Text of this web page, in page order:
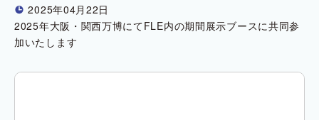
! 2025年04月22日
2025年大阪・関西万博にてFLE内の期間展示ブースに共同参
加いたします